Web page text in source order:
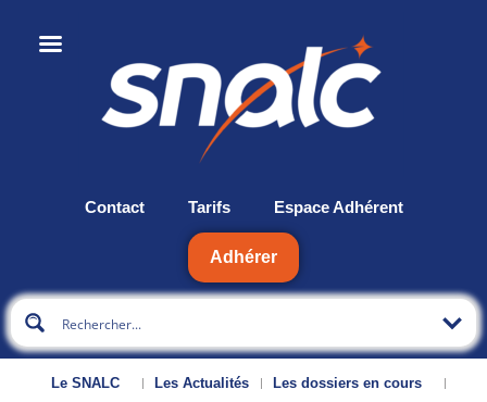
Contact Tarifs Espace Adhérent
Adhérer
Le SNALC Les Actualités
Les dossiers en cours